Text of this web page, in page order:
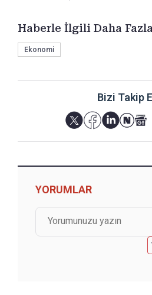
Haberle İlgili Daha
Ekonomi
Bizi Takip
YORUMLAR